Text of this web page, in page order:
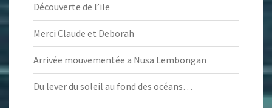
Découverte de l’ile
Merci Claude et Deborah
Arrivée mouvementée a Nusa Lembongan
Du lever du soleil au fond des océans…